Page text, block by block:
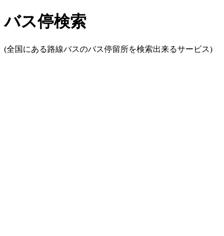
バス停検索
(全国にある路線バスのバス停留所を検索出来るサービス)